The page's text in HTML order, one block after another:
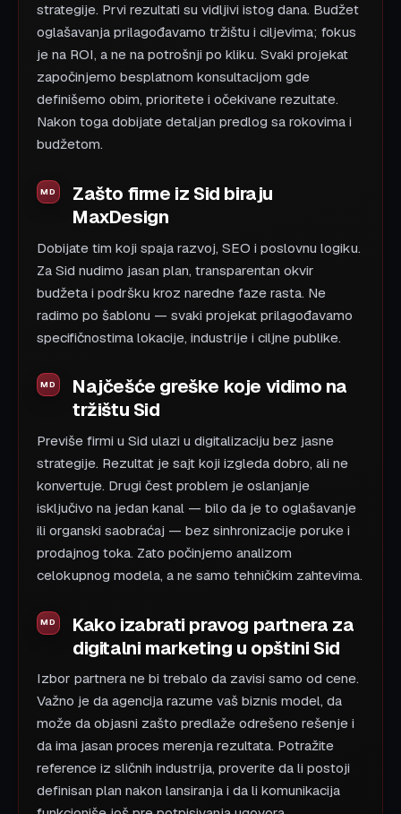
strategije. Prvi rezultati su vidljivi istog dana. Budžet
oglašavanja prilagođavamo tržištu i ciljevima; fokus
je na ROI, a ne na potrošnji po kliku. Svaki projekat
započinjemo besplatnom konsultacijom gde
definišemo obim, prioritete i očekivane rezultate.
Nakon toga dobijate detaljan predlog sa rokovima i
budžetom.
Zašto firme iz Sid biraju
MaxDesign
Dobijate tim koji spaja razvoj, SEO i poslovnu logiku.
Za Sid nudimo jasan plan, transparentan okvir
budžeta i podršku kroz naredne faze rasta. Ne
radimo po šablonu — svaki projekat prilagođavamo
specifičnostima lokacije, industrije i ciljne publike.
Najčešće greške koje vidimo na
tržištu Sid
Previše firmi u Sid ulazi u digitalizaciju bez jasne
strategije. Rezultat je sajt koji izgleda dobro, ali ne
konvertuje. Drugi čest problem je oslanjanje
isključivo na jedan kanal — bilo da je to oglašavanje
ili organski saobraćaj — bez sinhronizacije poruke i
prodajnog toka. Zato počinjemo analizom
celokupnog modela, a ne samo tehničkim zahtevima.
Kako izabrati pravog partnera za
digitalni marketing u opštini Sid
Izbor partnera ne bi trebalo da zavisi samo od cene.
Važno je da agencija razume vaš biznis model, da
može da objasni zašto predlaže odrešeno rešenje i
da ima jasan proces merenja rezultata. Potražite
reference iz sličnih industrija, proverite da li postoji
definisan plan nakon lansiranja i da li komunikacija